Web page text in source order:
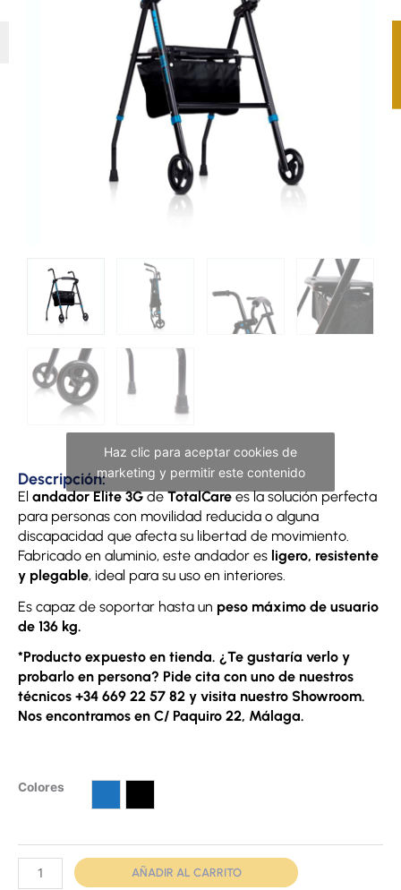
Haz clic para aceptar cookies de
marketing y permitir este contenido
Descripción:
El andador Elite 3GdeTotalCarees la solución perfecta
para personas con movilidad reducida o alguna
discapacidad que afecta su libertad de movimiento.
Fabricado en aluminio, este andador es ligero, resistente
y plegable, ideal para su uso en interiores.
Es capaz de soportar hasta un peso máximo de usuario
de 136 kg.
*Producto expuesto en tienda. ¿Te gustaría verlo y
probarlo en persona? Pide cita con uno de nuestros
técnicos +34 669 22 57 82 y visita nuestro Showroom.
Nos encontramos en C/ Paquiro 22, Málaga.
Colores
Azul
Negro
Andador
cantidad
AÑADIR AL CARRITO